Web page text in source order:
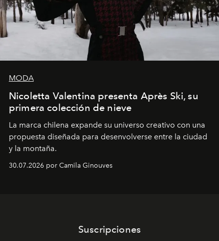
MODA
Nicoletta Valentina presenta Après Ski, su
primera colección de nieve
La marca chilena expande su universo creativo con una
propuesta diseñada para desenvolverse entre la ciudad
y la montaña.
30.07.2026 por Camila Ginouves
Suscripciones